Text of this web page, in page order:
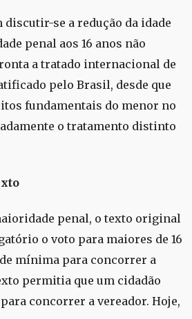
discutir-se a redução da idade
penal aos 16 anos não
a tratado internacional de
pelo Brasil, desde que
fundamentais do menor no
o tratamento distinto
penal, o texto original
o voto para maiores de 16
mínima para concorrer a
permitia que um cidadão
concorrer a vereador. Hoje,